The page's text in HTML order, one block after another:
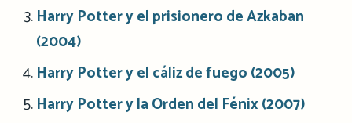
Harry Potter y el prisionero de Azkaban
(2004)
Harry Potter y el cáliz de fuego (2005)
Harry Potter y la Orden del Fénix (2007)